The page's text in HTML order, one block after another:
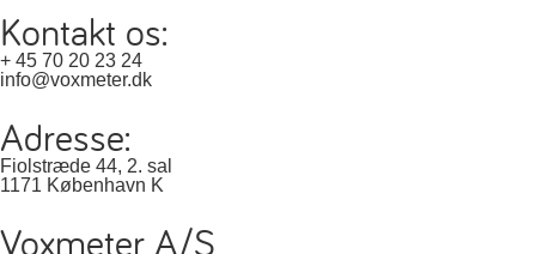
Kontakt os:
+ 45 70 20 23 24
info@voxmeter.dk
Adresse:
Fiolstræde 44, 2. sal
1171 København K
Voxmeter A/S